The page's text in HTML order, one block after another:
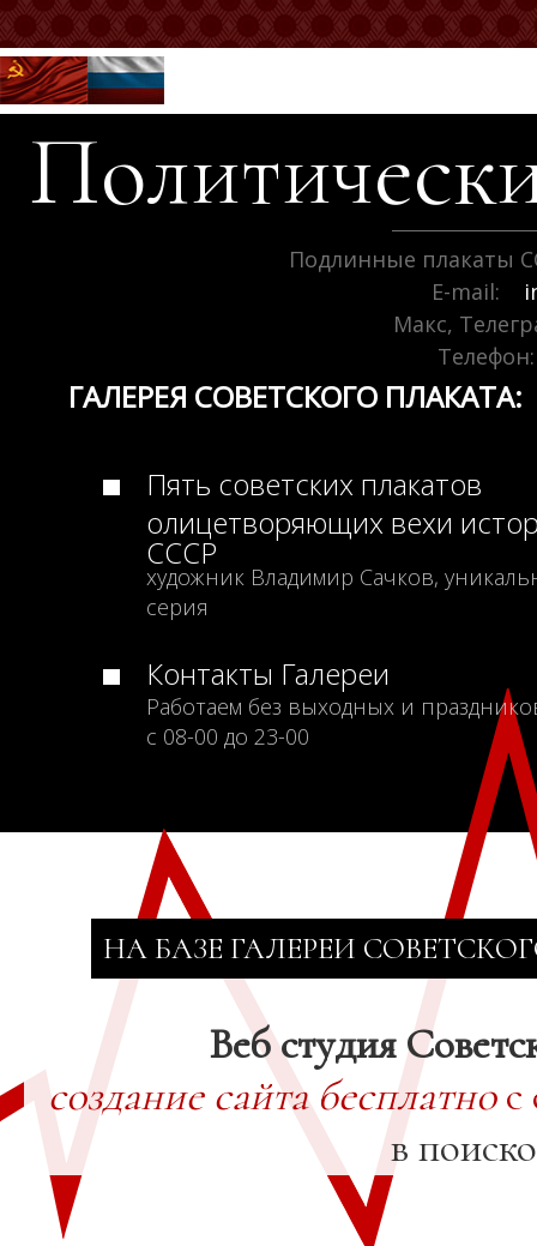
Подлинные плакаты
E-mail:
Макс,
Телефон:
ГАЛЕРЕЯ СОВЕТСКОГО ПЛАКАТА:
Пять советских плакатов
олицетворяющих вехи
СССР
художник Владимир Сачков,
серия
Контакты Галереи
Работаем без выходных и
с 08-00 до 23-00
НА БАЗЕ ГАЛЕРЕИ
Веб студия
создание сайта бесплатнос
в